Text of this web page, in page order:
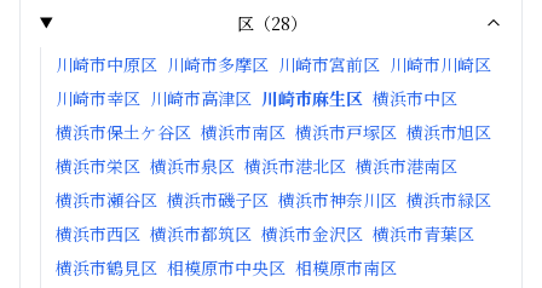
区 （28）
川崎市中原区 川崎市多摩区 川崎市宮前区 川崎市川崎区
川崎市幸区 川崎市高津区 川崎市麻生区 横浜市中区
横浜市保土ケ谷区 横浜市南区 横浜市戸塚区 横浜市旭区
横浜市栄区 横浜市泉区 横浜市港北区 横浜市港南区
横浜市瀬谷区 横浜市磯子区 横浜市神奈川区 横浜市緑区
横浜市西区 横浜市都筑区 横浜市金沢区 横浜市青葉区
横浜市鶴見区 相模原市中央区 相模原市南区